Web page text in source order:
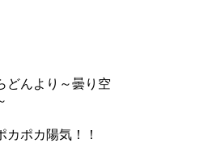
んより～曇り空
ポカ陽気！！